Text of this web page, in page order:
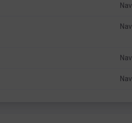
Nav
Nav
Nav
Nav